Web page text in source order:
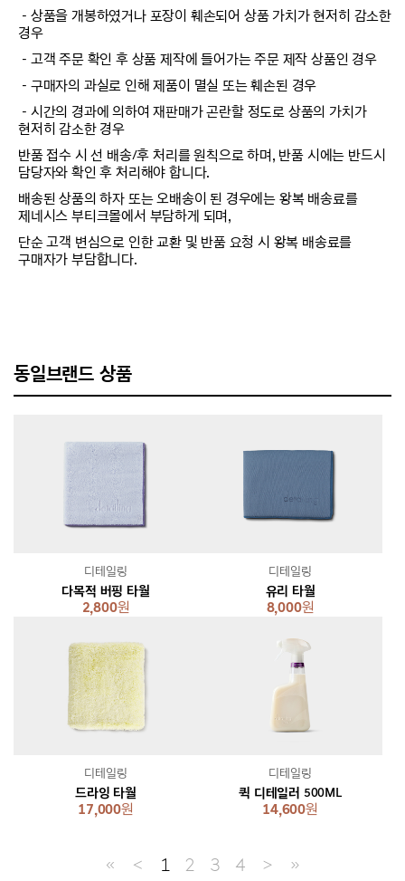
－상품을 개봉하였거나 포장이 훼손되어 상품 가치가 현저히 감소한
경우
－고객 주문 확인 후 상품 제작에 들어가는 주문 제작 상품인 경우
－구매자의 과실로 인해 제품이 멸실 또는 훼손된 경우
－시간의 경과에 의하여 재판매가 곤란할 정도로 상품의 가치가
현저히 감소한 경우
반품 접수 시 선 배송/후 처리를 원칙으로 하며, 반품 시에는 반드시
담당자와 확인 후 처리해야 합니다.
배송된 상품의 하자 또는 오배송이 된 경우에는 왕복 배송료를
제네시스 부티크몰에서 부담하게 되며,
단순 고객 변심으로 인한 교환 및 반품 요청 시 왕복 배송료를
구매자가 부담합니다.
동일브랜드 상품
다목적 버핑 타월
2,800원
디테일링
유리 타월
8,000원
디테일링
드라잉 타월
17,000원
디테일링
퀵 디테일러 500ML
14,600원
디테일링
≪ ＜ 1 2 3 4 ＞ ≫